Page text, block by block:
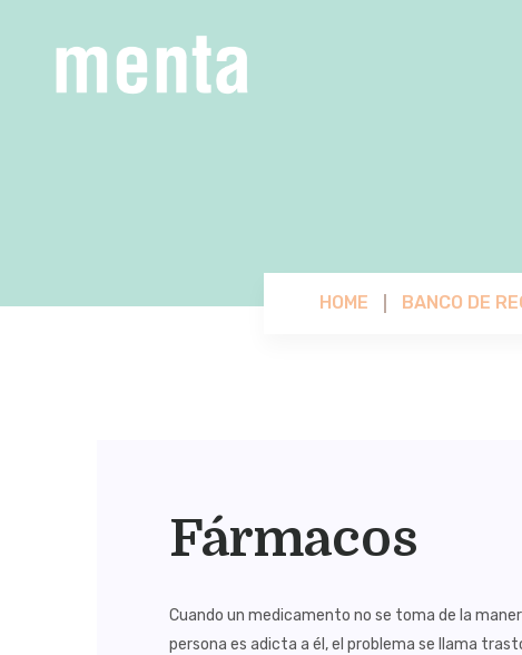
HOME BANCO DE
Fármacos
Cuando un medicamento no se toma de la
persona es adicta a él, el problema se llama